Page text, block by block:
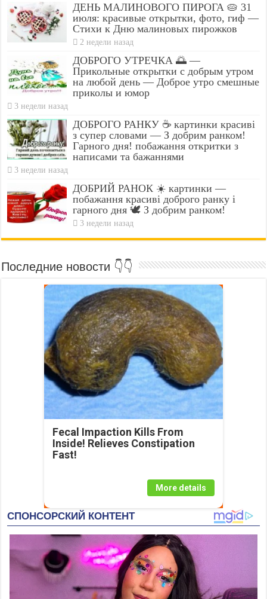
ДЕНЬ МАЛИНОВОГО ПИРОГА 🥧 31
июля: красивые открытки, фото, гиф —
Стихи к Дню малиновых пирожков
2 недели назад
ДОБРОГО УТРЕЧКА 🌅 —
Прикольные открытки с добрым утром
на любой день — Доброе утро смешные
приколы и юмор
3 недели назад
ДОБРОГО РАНКУ ☕ картинки красиві
з супер словами — З добрим ранком!
Гарного дня! побажання откритки з
написами та бажаннями
3 недели назад
ДОБРИЙ РАНОК ☀️ картинки —
побажання красиві доброго ранку і
гарного дня 🕊️ З добрим ранком!
3 недели назад
Последние новости 👇👇
Fecal Impaction Kills From
Inside! Relieves Constipation
Fast!
More details